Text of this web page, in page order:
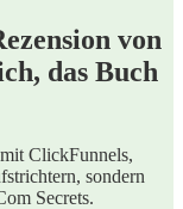
von
das Buch
ClickFunnels,
sondern
Secrets.